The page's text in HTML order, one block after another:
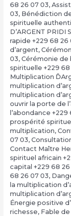
68 26 07 03,
03, Bénédiction
spirituelle
D’ARGENT PRIDI
rapide +229 68 26
d’argent,
03, Cérémonie de
spirituelle +229 68
Multiplication
multiplication
multiplication
ouvrir la porte de
l’abondance +229
prospérité
multiplication,
07 03,
Contact Maître
spirituel africain
capital +229 68 26
68 26 07 03,
la multiplication
multiplication
Énergie positive
richesse, Fable